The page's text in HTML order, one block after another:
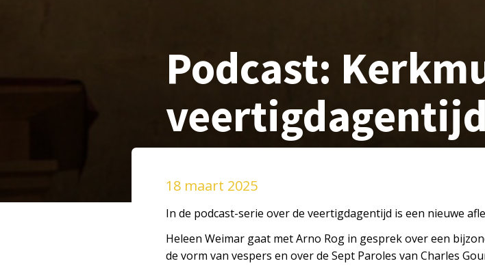
Podcast:
veertigdagentijd
18 maart 2025
In de podcast-serie over de veertigdagentijd is een nieuwe
Heleen Weimar gaat met Arno Rog in gesprek over een
de vorm van vespers en over de Sept Paroles van Charles